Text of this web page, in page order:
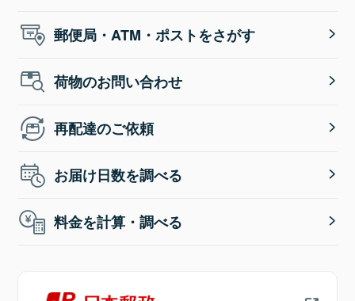
郵便局・ATM・ポストをさがす
荷物のお問い合わせ
再配達のご依頼
お届け日数を調べる
料金を計算・調べる